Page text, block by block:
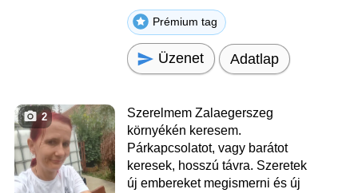
Prémium tag
Üzenet Adatlap
2
Szerelmem Zalaegerszeg
környékén keresem.
Párkapcsolatot, vagy barátot
keresek, hosszú távra. Szeretek
új embereket megismerni és új